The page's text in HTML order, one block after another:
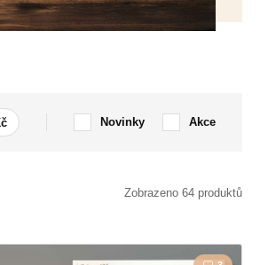
Novinky Akce
Zobrazeno 64 produktů